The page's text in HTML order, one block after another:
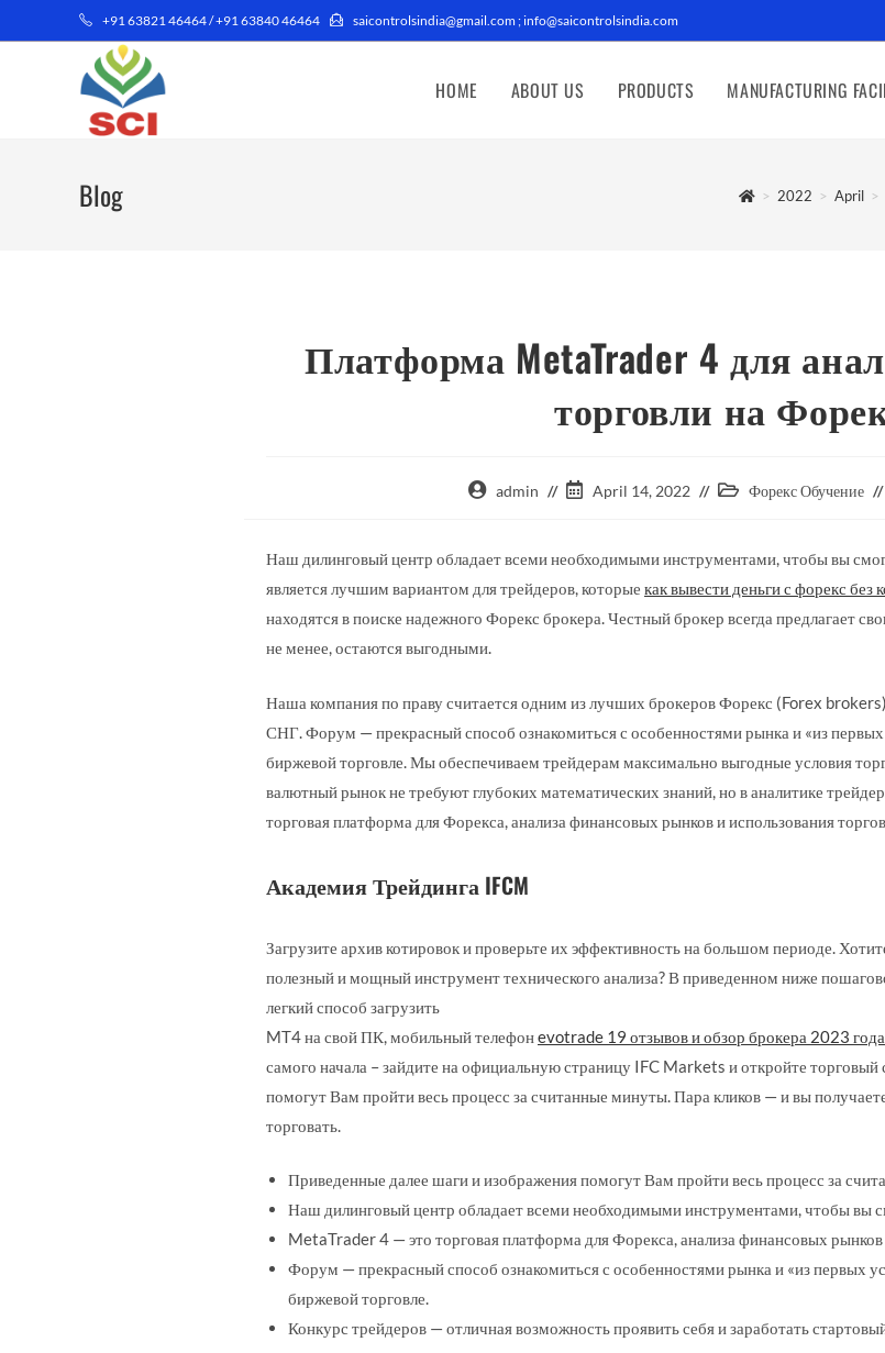
+91 63821 46464 / +91 63840 46464 saicontrolsindia@gmail.com ; info@saicontrolsindia.com
HOME ABOUT US PRODUCTS MANUFACTURING
Blog > 2022 > April >
Платформа MetaTrader 4 для
торговли на
admin April 14, 2022 Форекс Обучение
Наш дилинговый центр обладает всеми необходимыми инструментами, чтобы вы
является лучшим вариантом для трейдеров, которые как вывести деньги с форекс
находятся в поиске надежного Форекс брокера. Честный брокер всегда предлагает
не менее, остаются выгодными.
Наша компания по праву считается одним из лучших брокеров Форекс (Forex
СНГ. Форум — прекрасный способ ознакомиться с особенностями рынка и «из первых
биржевой торговле. Мы обеспечиваем трейдерам максимально выгодные условия
валютный рынок не требуют глубоких математических знаний, но в аналитике
торговая платформа для Форекса, анализа финансовых рынков и использования
Академия Трейдинга IFCM
Загрузите архив котировок и проверьте их эффективность на большом периоде.
полезный и мощный инструмент технического анализа? В приведенном ниже
легкий способ загрузить
MT4 на свой ПК, мобильный телефонevotrade 19 отзывов и обзор брокера 2023 года
самого начала – зайдите на официальную страницу IFC Markets и откройте
помогут Вам пройти весь процесс за считанные минуты. Пара кликов — и вы
торговать.
Приведенные далее шаги и изображения помогут Вам пройти весь процесс за
Наш дилинговый центр обладает всеми необходимыми инструментами, чтобы вы
MetaTrader 4 — это торговая платформа для Форекса, анализа финансовых рынков
Форум — прекрасный способ ознакомиться с особенностями рынка и «из первых
биржевой торговле.
Конкурс трейдеров — отличная возможность проявить себя и заработать